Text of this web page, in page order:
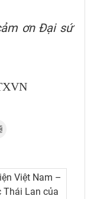
ơn Đại sứ
Việt Nam –
Thái Lan của